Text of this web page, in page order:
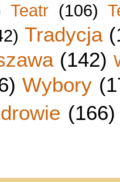
Teatr (106)
Tradycja
(142)
Wybory
(166)